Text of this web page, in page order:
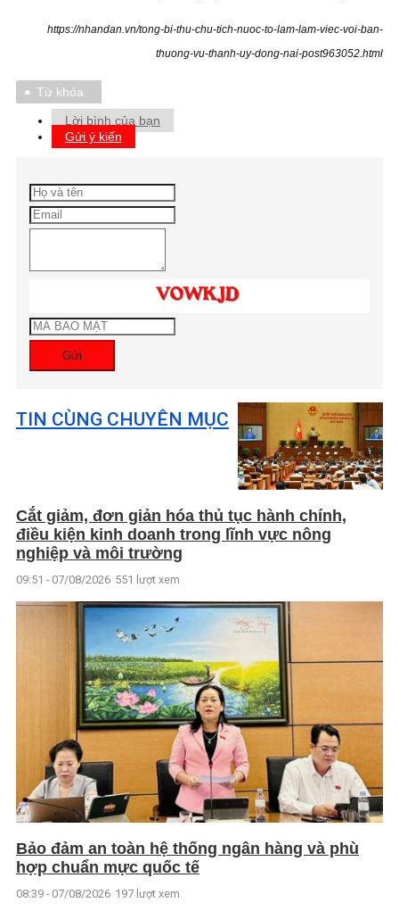
https://nhandan.vn/tong-bi-thu-chu-tich-nuoc-to-lam-lam-viec-voi-ban-
thuong-vu-thanh-uy-dong-nai-post963052.html
Từ khóa
Lời bình của bạn
Gửi ý kiến
Gửi
TIN CÙNG CHUYÊN MỤC
Cắt giảm, đơn giản hóa thủ tục hành chính,
điều kiện kinh doanh trong lĩnh vực nông
nghiệp và môi trường
09:51 - 07/08/2026 551 lượt xem
Bảo đảm an toàn hệ thống ngân hàng và phù
hợp chuẩn mực quốc tế
08:39 - 07/08/2026 197 lượt xem